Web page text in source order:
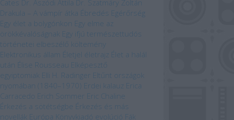
Cates
Dr. Aszódi Attila Dr. Szatmáry Zoltán
Drakula – A vámpír átka Ébredés
Egérőrség
Egy élet a bolygónkon Egy elme az
örökkévalóságnak Egy ifjú természettudós
történetei
elbeszélő költemény
Elektronikus állam Életjel életrajz Élet a halál
után Élise Rousseau Elképesztő
egyiptomiak Elli H. Radinger Eltűnt országok
nyomában (1840–1970)
Erdei kalauz Erica
Carracedo
Erich Sommer Eric Chaline
Érkezés a sötétségbe Érkezés és más
novellák Európa Könyvkiadó evolúció
Fák